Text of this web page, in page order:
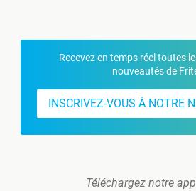
Recevez en temps réel toutes
nouveautés de
INSCRIVEZ-VOUS À NOTRE
Téléchargez notre